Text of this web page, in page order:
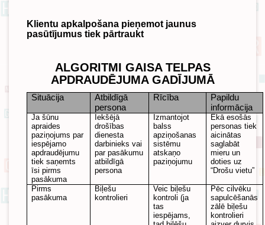
Klientu apkalpošana pieņemot jaunus
pasūtījumus tiek pārtraukt
ALGORITMI GAISA TELPAS
APDRAUDĒJUMA GADĪJUMĀ
Situācija
Atbildīgā
persona
Rīcība
Papildu
informācija
Ja šūnu
apraides
paziņojums par
iespējamo
apdraudējumu
tiek saņemts
īsi pirms
pasākuma
Iekšējā
drošības
dienesta
darbinieks vai
par pasākumu
atbildīgā
persona
Izmantojot
balss
apziņošanas
sistēmu
atskaņo
paziņojumu
Ēkā esošās
personas tiek
aicinātas
saglabāt
mieru un
doties uz
“Drošu vietu”
Pirms
pasākuma
Biļešu
kontrolieri
Veic biļešu
kontroli (ja
tas
iespējams,
Pēc cilvēku
sapulcēšanās
zālē biļešu
kontrolieri